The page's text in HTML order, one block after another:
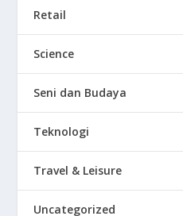
Retail
Science
Seni dan Budaya
Teknologi
Travel & Leisure
Uncategorized